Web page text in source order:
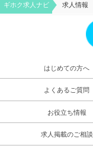
ギホク求⼈ナビ 求人情報
はじめての方へ
よくあるご質問
お役立ち情報
求人掲載のご相談